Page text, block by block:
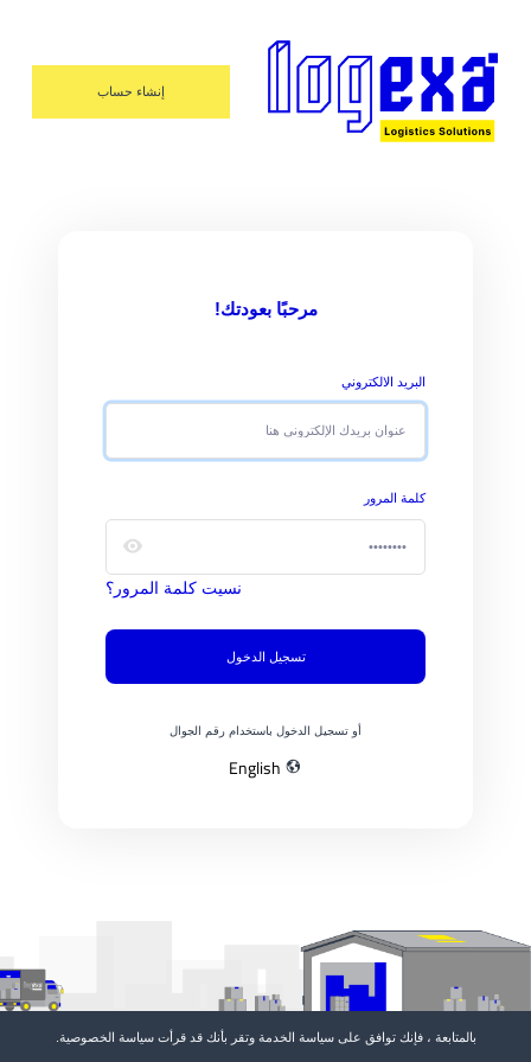
إنشاء حساب
مرحبًا بعودتك!
البريد الالكتروني
كلمة المرور
نسيت كلمة المرور؟
تسجيل الدخول
أو تسجيل الدخول باستخدام رقم الجوال
بالمتابعة ، فإنك توافق علىسياسة الخدمة وتقر بأنك قد قرأتسياسة الخصوصية